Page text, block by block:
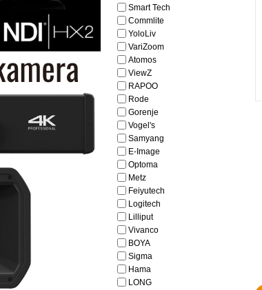
Smart Tech
Commlite
YoloLiv
VariZoom
Atomos
ViewZ
RAPOO
Rode
Gorenje
Vogel's
Samyang
E-Image
Optoma
Metz
Feiyutech
Logitech
Lilliput
Vivanco
BOYA
Sigma
Hama
LONG